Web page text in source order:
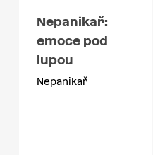
Nepanikař:
emoce pod
lupou
Nepanikař